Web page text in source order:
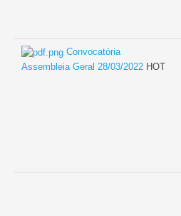
Convocatória
Assembleia Geral 28/03/2022 HOT